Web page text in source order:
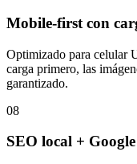
Mobile-first con
Optimizado para celular
carga primero, las
garantizado.
08
SEO local +